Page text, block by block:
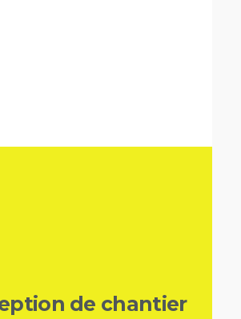
de chantier